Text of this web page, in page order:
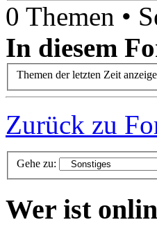
0 Themen •
In diesem
Themen der letzten Zeit
Zurück zu
Gehe zu:
Wer ist